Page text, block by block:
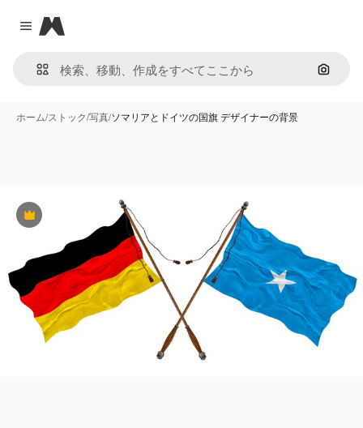
Close menu
Magnific
画像で
ホーム/ストック/写真/ソマリアとドイツの国旗 デザイナーの背景
Premium